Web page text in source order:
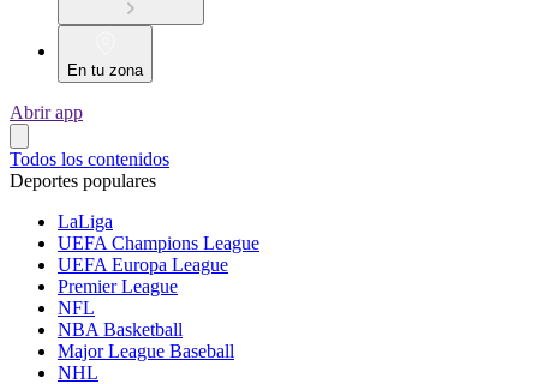
En tu zona
Abrir app
Todos los contenidos
Deportes populares
LaLiga
UEFA Champions League
UEFA Europa League
Premier League
NFL
NBA Basketball
Major League Baseball
NHL